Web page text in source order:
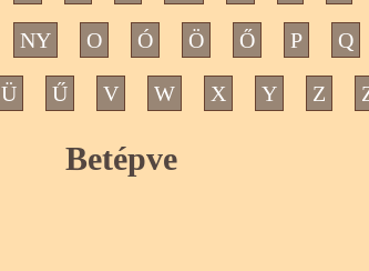
NY O Ó Ö Ő P Q
Ü Ű V W X Y Z
Betépve